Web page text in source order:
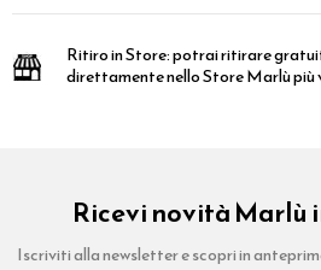
Ritiro in Store:potrai ritirare
direttamente nello Store Marlù più
Ricevi novità Marlù
Iscriviti alla newsletter e scopri in